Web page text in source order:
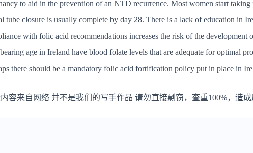
to aid in the prevention of an NTD recurrence. Most women start
tube closure is usually complete by day 28. There is a lack of education in
with folic acid recommendations increases the risk of the
age in Ireland have blood folate levels that are adequate for optimal
there should be a mandatory folic acid fortification policy put in place in
容来自网络 并不是我们的写手作品 请勿直接剽窃，查重100%，造